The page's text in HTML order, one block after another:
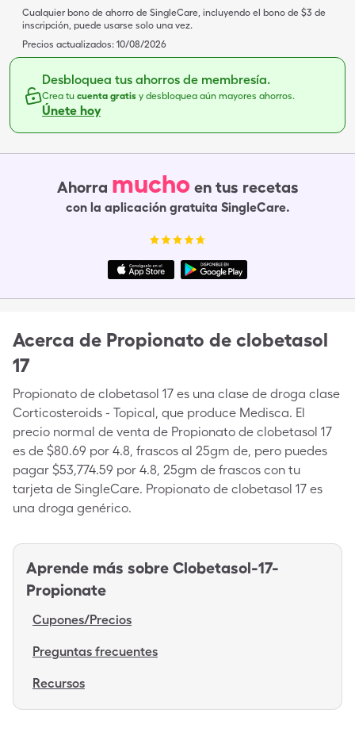
Cualquier bono de ahorro de SingleCare, incluyendo el bono de $3 de
inscripción, puede usarse solo una vez.
Precios actualizados: 10/08/2026
Desbloquea tus ahorros de membresía.
Crea tu cuenta gratis y desbloquea aún mayores ahorros.
Únete hoy
Ahorra mucho en tus recetas
con la aplicación gratuita SingleCare.
Acerca de Propionato de clobetasol
17
Propionato de clobetasol 17 es una clase de droga clase
Corticosteroids - Topical, que produce Medisca. El
precio normal de venta de Propionato de clobetasol 17
es de $80.69 por 4.8, frascos al 25gm de, pero puedes
pagar $53,774.59 por 4.8, 25gm de frascos con tu
tarjeta de SingleCare. Propionato de clobetasol 17 es
una droga genérico.
Aprende más sobre Clobetasol-17-
Propionate
Cupones/Precios
Preguntas frecuentes
Recursos